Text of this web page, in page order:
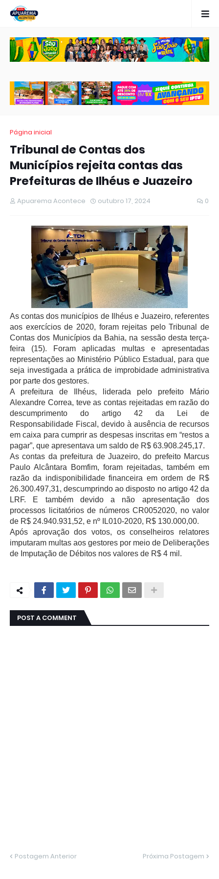
Página inicial
Tribunal de Contas dos
Municípios rejeita contas das
Prefeituras de Ilhéus e Juazeiro
Apuarema Acontece outubro 17, 2024 0
As contas dos municípios de Ilhéus e Juazeiro, referentes
aos exercícios de 2020, foram rejeitas pelo Tribunal de
Contas dos Municípios da Bahia, na sessão desta terça-
feira (15). Foram aplicadas multas e apresentadas
representações ao Ministério Público Estadual, para que
seja investigada a prática de improbidade administrativa
por parte dos gestores.
A prefeitura de Ilhéus, liderada pelo prefeito Mário
Alexandre Correa, teve as contas rejeitadas em razão do
descumprimento do artigo 42 da Lei de
Responsabilidade Fiscal, devido à ausência de recursos
em caixa para cumprir as despesas inscritas em “restos a
pagar”, que apresentava um saldo de R$ 63.908.245,17.
As contas da prefeitura de Juazeiro, do prefeito Marcus
Paulo Alcântara Bomfim, foram rejeitadas, também em
razão da indisponibilidade financeira em ordem de R$
26.300.497,31, descumprindo ao disposto no artigo 42 da
LRF. E também devido a não apresentação dos
processos licitatórios de números CR0052020, no valor
de R$ 24.940.931,52, e nº IL010-2020, R$ 130.000,00.
Após aprovação dos votos, os conselheiros relatores
imputaram multas aos gestores por meio de Deliberações
de Imputação de Débitos nos valores de R$ 4 mil.
POST A COMMENT
Postagem Anterior Próxima Postagem